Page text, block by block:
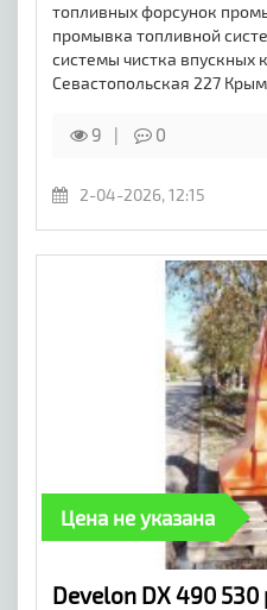
топливных форсунок
промывка топливной
системы чистка впускных
Севастопольская 227 Крым
9 0
2-04-2026, 12:15
Цена не указана
Develon DX 490